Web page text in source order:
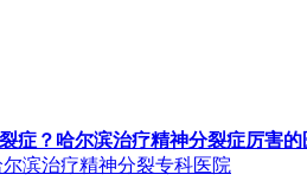
症？哈尔滨治疗精神分裂症厉害的
滨治疗精神分裂专科医院